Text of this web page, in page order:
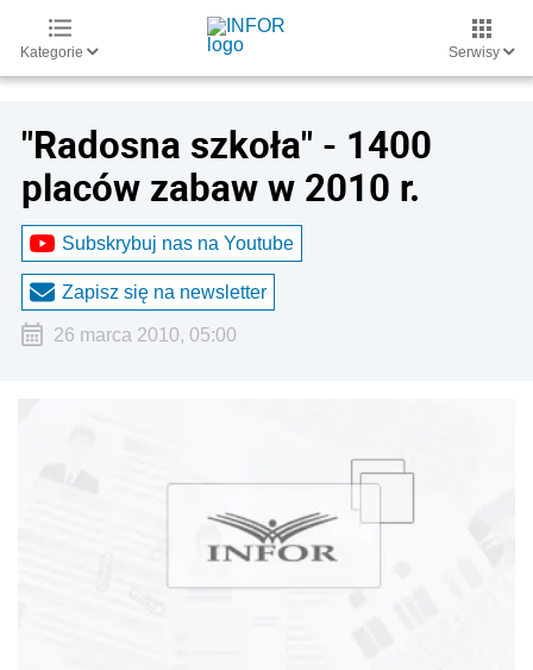
Kategorie Serwisy
"Radosna szkoła" - 1400
placów zabaw w 2010 r.
Subskrybuj nas na Youtube
Zapisz się na newsletter
26 marca 2010, 05:00